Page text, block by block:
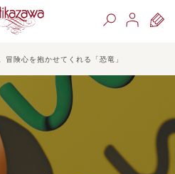
冒険心を抱かせてくれる「恐竜」